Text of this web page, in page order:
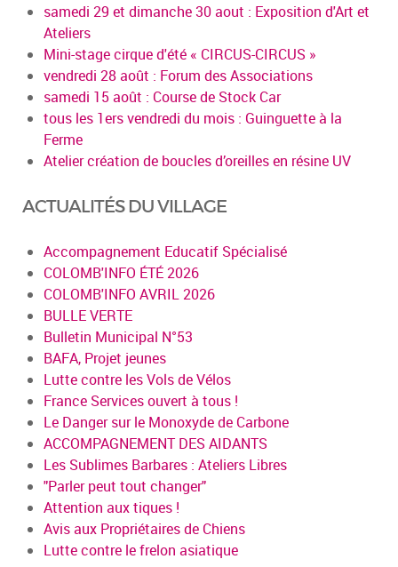
samedi 29 et dimanche 30 aout : Exposition d'Art et
Ateliers
Mini-stage cirque d'été « CIRCUS-CIRCUS »
vendredi 28 août : Forum des Associations
samedi 15 août : Course de Stock Car
tous les 1ers vendredi du mois : Guinguette à la
Ferme
Atelier création de boucles d’oreilles en résine UV
ACTUALITÉS DU VILLAGE
Accompagnement Educatif Spécialisé
COLOMB'INFO ÉTÉ 2026
COLOMB'INFO AVRIL 2026
BULLE VERTE
Bulletin Municipal N°53
BAFA, Projet jeunes
Lutte contre les Vols de Vélos
France Services ouvert à tous !
Le Danger sur le Monoxyde de Carbone
ACCOMPAGNEMENT DES AIDANTS
Les Sublimes Barbares : Ateliers Libres
"Parler peut tout changer"
Attention aux tiques !
Avis aux Propriétaires de Chiens
Lutte contre le frelon asiatique